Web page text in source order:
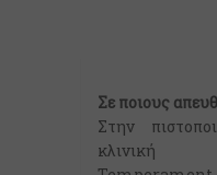
Σε ποιους
Στην
κλινική